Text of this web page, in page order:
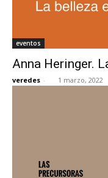
eventos
Anna Heringer.
veredes - 1 marzo, 2022